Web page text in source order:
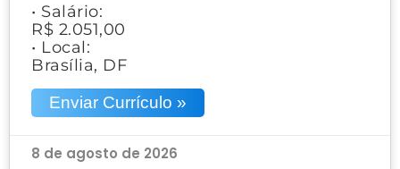
• Salário:
R$ 2.051,00
• Local:
Brasília, DF
Enviar Currículo »
8 de agosto de 2026